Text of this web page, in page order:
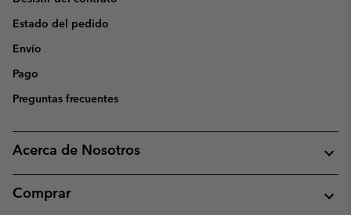
Estado del pedido
Envío
Pago
Preguntas frecuentes
Acerca de Nosotros
Comprar